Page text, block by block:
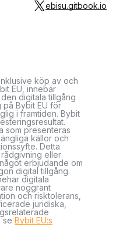
ebisu.gitbook.io
köp av och
EU, innebär
digitala tillgång
på Bybit EU för
i framtiden. Bybit
som presenteras
källor och
Detta
eller
erbjudande om
digital tillgång.
digitala
noggrant
och risktolerans,
juridiska,
se Bybit EU:s